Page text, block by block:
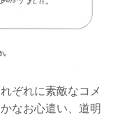
ぞれに素敵なコメ
なお心遣い、道明